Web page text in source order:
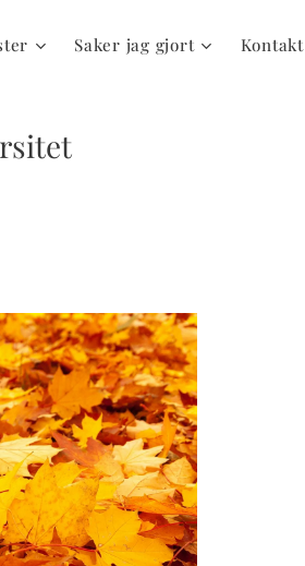
Saker jag gjort Kontakt